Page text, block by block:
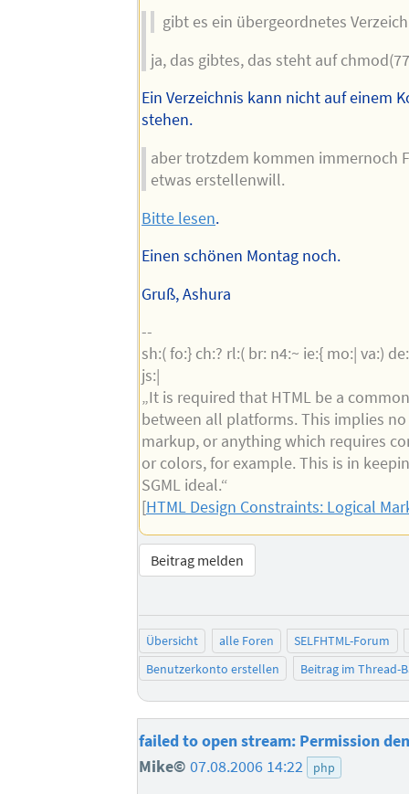
gibt es ein übergeordnetes
ja, das gibtes, das steht auf
Ein Verzeichnis kann nicht auf einem
stehen.
aber trotzdem kommen immernoch
etwas erstellenwill.
Bitte lesen.
Einen schönen Montag noch.
Gruß, Ashura
--
sh:( fo:} ch:? rl:( br: n4:~ ie:{ mo:| va:)
js:|
„It is required that HTML be a
between all platforms. This implies
markup, or anything which requires
or colors, for example. This is in
SGML ideal.“
[HTML Design Constraints: Logical
Beitrag melden
Übersicht alle Foren
SELFHTML-Forum
Benutzerkonto erstellen
Beitrag im Thread-
failed to open stream: Permission
Mike©07.08.2006 14:22 php